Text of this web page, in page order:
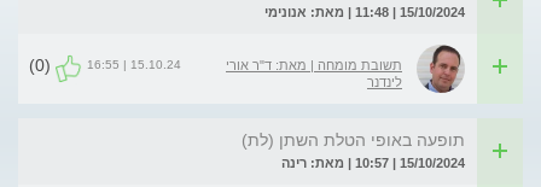
15/10/2024 | 11:48 | מאת: אנונימי
תשובת מומחה | מאת: ד"ר אורי
לינדנר
15.10.24 | 16:55
(0)
תופעה באופי הטלת השתן (לת)
15/10/2024 | 10:57 | מאת: רינה